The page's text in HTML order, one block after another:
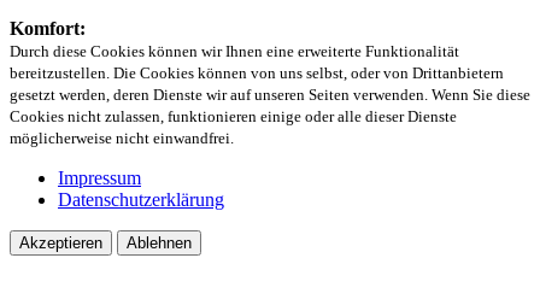
Komfort:
Durch diese Cookies können wir Ihnen eine erweiterte Funktionalität
bereitzustellen. Die Cookies können von uns selbst, oder von Drittanbietern
gesetzt werden, deren Dienste wir auf unseren Seiten verwenden. Wenn Sie diese
Cookies nicht zulassen, funktionieren einige oder alle dieser Dienste
möglicherweise nicht einwandfrei.
Impressum
Datenschutzerklärung
Akzeptieren Ablehnen